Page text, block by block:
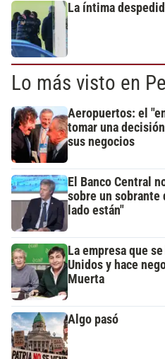
La íntima
Lo más visto en
Aeropuertos: el
tomar una
sus negocios
El Banco Central
sobre un sobrante
lado están"
La empresa que
Unidos y hace
Muerta
Algo pasó